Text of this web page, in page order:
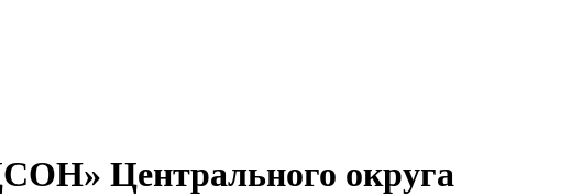
Центрального округа